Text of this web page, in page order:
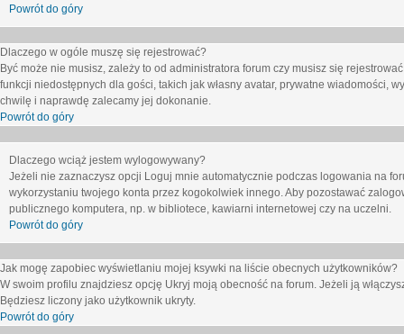
Powrót do góry
Dlaczego w ogóle muszę się rejestrować?
Być może nie musisz, zależy to od administratora forum czy musisz się
funkcji niedostępnych dla gości, takich jak własny avatar, prywatne wiadomości,
chwilę i naprawdę zalecamy jej dokonanie.
Powrót do góry
Dlaczego wciąż jestem wylogowywany?
Jeżeli nie zaznaczysz opcji Loguj mnie automatycznie podczas logowania na
wykorzystaniu twojego konta przez kogokolwiek innego. Aby pozostawać
publicznego komputera, np. w bibliotece, kawiarni internetowej czy na uczelni.
Powrót do góry
Jak mogę zapobiec wyświetlaniu mojej ksywki na liście obecnych użytkowników?
W swoim profilu znajdziesz opcję Ukryj moją obecność na forum. Jeżeli ją
Będziesz liczony jako użytkownik ukryty.
Powrót do góry